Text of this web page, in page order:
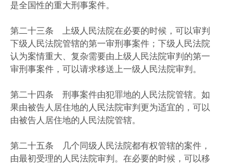
是全国性的重大刑事案件。
第二十三条 上级人民法院在必要的时候，可以审判
下级人民法院管辖的第一审刑事案件；下级人民法院
认为案情重大、复杂需要由上级人民法院审判的第一
审刑事案件，可以请求移送上一级人民法院审判。
第二十四条 刑事案件由犯罪地的人民法院管辖。如
果由被告人居住地的人民法院审判更为适宜的，可以
由被告人居住地的人民法院管辖。
第二十五条 几个同级人民法院都有权管辖的案件，
由最初受理的人民法院审判。在必要的时候，可以移